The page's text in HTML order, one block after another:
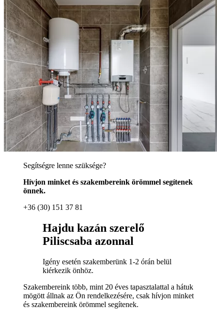
Segítségre lenne szüksége?
Hívjon minket és szakembereink örömmel segítenek
önnek.
+36 (30) 151 37 81
Hajdu kazán szerelő
Piliscsaba azonnal
Igény esetén szakemberünk 1-2 órán belül
kiérkezik önhöz.
Szakembereink több, mint 20 éves tapasztalattal a hátuk
mögött állnak az Ön rendelkezésére, csak hívjon minket
és szakembereink örömmel segítenek.